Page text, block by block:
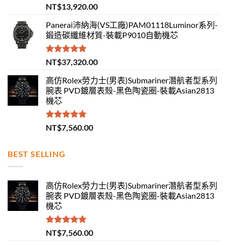
評分5.00
滿分 5
NT$13,920.00
Panerai沛納海(VS工廠)PAM01118Luminor系列-
鍛造碳纖維材質-裝載P9010自動機芯
評分5.00
滿分 5
NT$37,320.00
高仿Rolex勞力士(男表)Submariner潛航者型系列
腕表 PVD鍍層表殼-黑色陶瓷圈-裝載Asian2813
機芯
評分 5.00
滿分 5
NT$7,560.00
BEST SELLING
高仿Rolex勞力士(男表)Submariner潛航者型系列
腕表 PVD鍍層表殼-黑色陶瓷圈-裝載Asian2813
機芯
評分 5.00
滿分 5
NT$7,560.00